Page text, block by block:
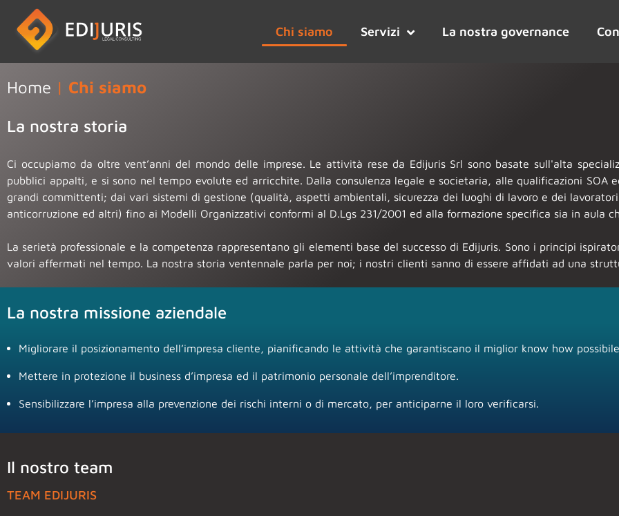
Chi siamo Servizi La nostra governance
Home | Chi siamo
La nostra storia
Ci occupiamo da oltre vent’anni del mondo delle imprese. Le attività rese da Edijuris Srl sono basate sull'alta
pubblici appalti, e si sono nel tempo evolute ed arricchite. Dalla consulenza legale e societaria, alle qualificazioni SOA
grandi committenti; dai vari sistemi di gestione (qualità, aspetti ambientali, sicurezza dei luoghi di lavoro e dei
anticorruzione ed altri) fino ai Modelli Organizzativi conformi al D.Lgs 231/2001 ed alla formazione specifica sia in aula
La serietà professionale e la competenza rappresentano gli elementi base del successo di Edijuris. Sono i principi
valori affermati nel tempo. La nostra storia ventennale parla per noi; i nostri clienti sanno di essere affidati ad una
La nostra missione aziendale
Migliorare il posizionamento dell’impresa cliente, pianificando le attività che garantiscano il miglior know how
Mettere in protezione il business d’impresa ed il patrimonio personale dell’imprenditore.
Sensibilizzare l’impresa alla prevenzione dei rischi interni o di mercato, per anticiparne il loro verificarsi.
Il nostro team
TEAM EDIJURIS